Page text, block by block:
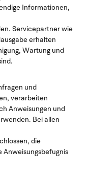
Informationen,
Servicepartner wie
erhalten
Wartung und
und
verarbeiten
Anweisungen und
Bei allen
die